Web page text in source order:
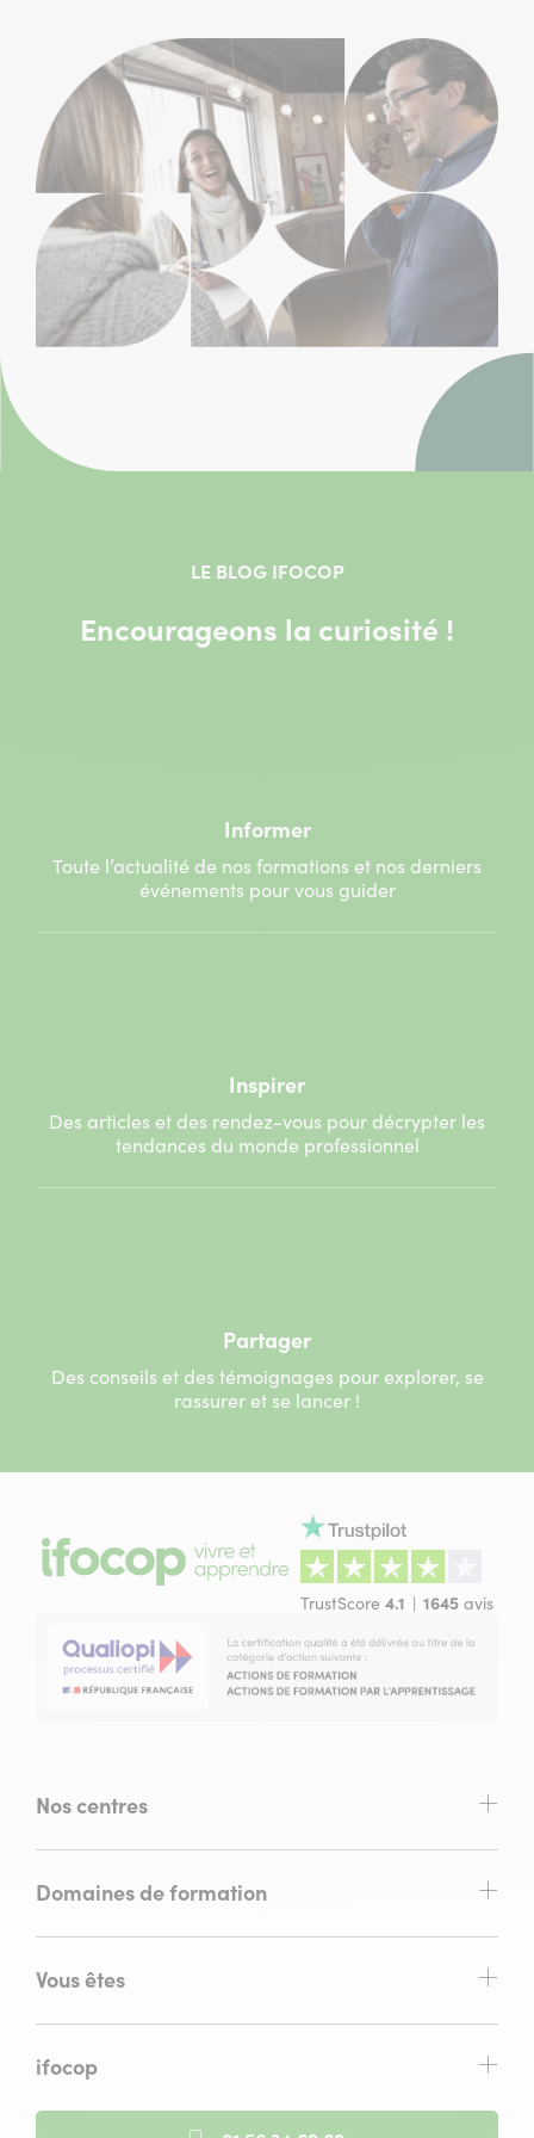
LE BLOG IFOCOP
Encourageons la curiosité !
Informer
Toute l’actualité de nos formations et nos derniers
événements pour vous guider
Inspirer
Des articles et des rendez-vous pour décrypter les
tendances du monde professionnel
Partager
Des conseils et des témoignages pour explorer, se
rassurer et se lancer !
TrustScore 4.1 1645 avis
Nos centres
Domaines de formation
Vous êtes
ifocop